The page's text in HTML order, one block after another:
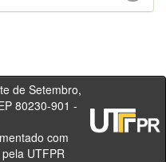
80230-901 -
- Brasil
com
UTFPR